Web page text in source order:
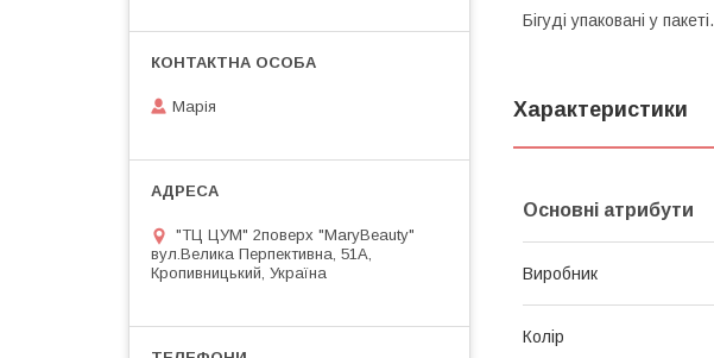
Бігуді упаковані у пакеті.
Характеристики
Основні атрибути
Виробник
Колір
Марія
"ТЦ ЦУМ" 2поверх "MaryBeauty"
вул.Велика Перпективна, 51А,
Кропивницький, Україна